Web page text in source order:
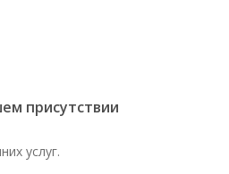
присутствии
услуг.